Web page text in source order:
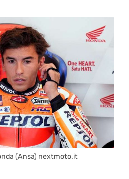
(Ansa) nextmoto.it